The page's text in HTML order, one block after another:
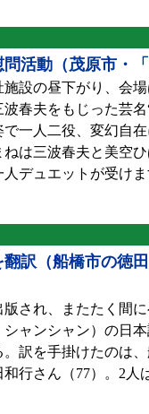
活動（茂原市・
設の昼下がり、会
春夫をもじった芸
一人二役、変幻自
は三波春夫と美空
人デュエットが受け
翻訳（船橋市の徳
され、またたく間
シャンシャン）の日
訳を手掛けたのは
行さん（77）。2